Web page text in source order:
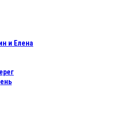
и Елена